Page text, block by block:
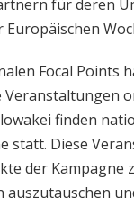
für deren
Europäischen
Focal Points
Veranstaltungen
finden
statt. Diese
der Kampagne
auszutauschen